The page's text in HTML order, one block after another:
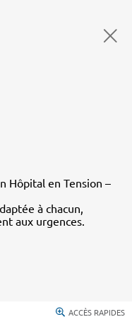
Hôpital en Tension –
à chacun,
aux urgences.
ACCÈS RAPIDES